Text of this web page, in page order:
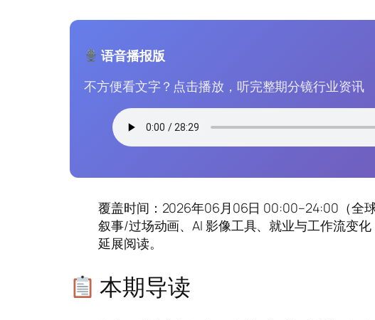
语音播报版
不方便看文字？点击播放，听完整期分镜行业资讯
覆盖时间：2026年06月06日 00:00–24:00（全
叙事/过场动画、AI 影像工具、就业与工作流变
延展阅读。
本期导读